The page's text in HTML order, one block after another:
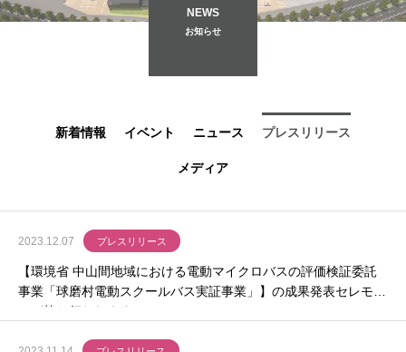
NEWS
お知らせ
新着情報 イベント ニュース プレスリリース
メディア
2023.12.07 プレスリリース
【環境省 中山間地域における電動マイクロバスの評価検証委託
事業「球磨村電動スクールバス実証事業」】の成果発表セレモニ
ーが執り行われます